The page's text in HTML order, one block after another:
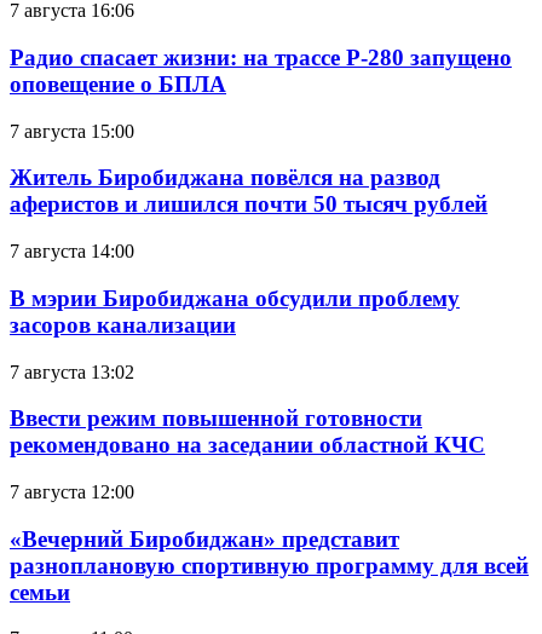
7 августа 16:06
Радио спасает жизни: на трассе Р-280 запущено
оповещение о БПЛА
7 августа 15:00
Житель Биробиджана повёлся на развод
аферистов и лишился почти 50 тысяч рублей
7 августа 14:00
В мэрии Биробиджана обсудили проблему
засоров канализации
7 августа 13:02
Ввести режим повышенной готовности
рекомендовано на заседании областной КЧС
7 августа 12:00
«Вечерний Биробиджан» представит
разноплановую спортивную программу для всей
семьи